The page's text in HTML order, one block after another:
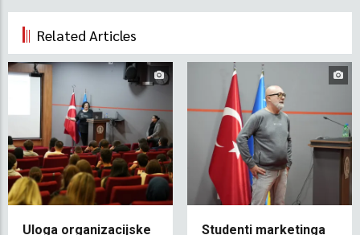
Related Articles
Uloga organizacijske Studenti marketinga